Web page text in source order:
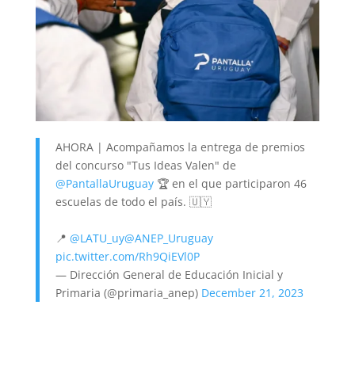
AHORA | Acompañamos la entrega de premios
del concurso "Tus Ideas Valen" de
@PantallaUruguay🏆 en el que participaron 46
escuelas de todo el país. 🇺🇾
📍 @LATU_uy@ANEP_Uruguay
pic.twitter.com/Rh9QiEVl0P
— Dirección General de Educación Inicial y
Primaria (@primaria_anep) December 21, 2023